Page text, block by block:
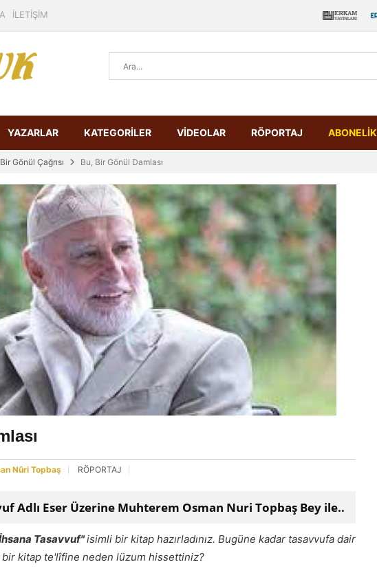
İLETİŞİM
YAZARLAR KATEGORİLER VİDEOLAR RÖPORTAJ ABONELİK
Bir Gönül Çağrısı Bu, Bir Gönül Damlası
Nûri Topbaş RÖPORTAJ
Adlı Eser Üzerine Muhterem Osman Nuri Topbaş Bey ile..
Tasavvuf"isimli bir kitap hazırladınız. Bugüne kadar tasavvufa dair
bir kitap te'lîfine neden lüzum hissettiniz?